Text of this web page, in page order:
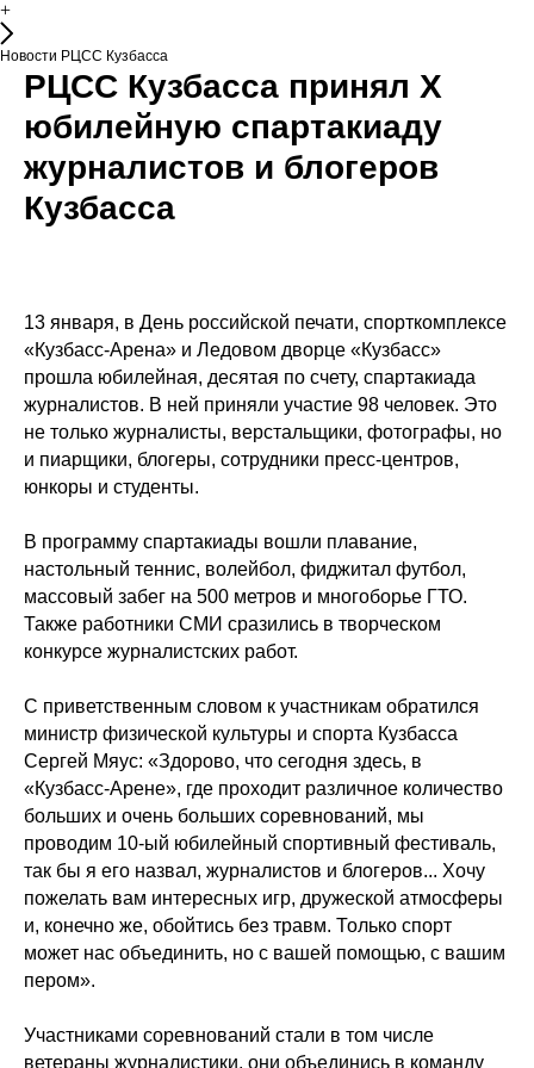
+
Новости РЦСС Кузбасса
РЦСС Кузбасса принял Х
юбилейную спартакиаду
журналистов и блогеров
Кузбасса
13 января, в День российской печати, спорткомплексе
«Кузбасс-Арена» и Ледовом дворце «Кузбасс»
прошла юбилейная, десятая по счету, спартакиада
журналистов. В ней приняли участие 98 человек. Это
не только журналисты, верстальщики, фотографы, но
и пиарщики, блогеры, сотрудники пресс-центров,
юнкоры и студенты.
В программу спартакиады вошли плавание,
настольный теннис, волейбол, фиджитал футбол,
массовый забег на 500 метров и многоборье ГТО.
Также работники СМИ сразились в творческом
конкурсе журналистских работ.
С приветственным словом к участникам обратился
министр физической культуры и спорта Кузбасса
Сергей Мяус: «Здорово, что сегодня здесь, в
«Кузбасс-Арене», где проходит различное количество
больших и очень больших соревнований, мы
проводим 10-ый юбилейный спортивный фестиваль,
так бы я его назвал, журналистов и блогеров... Хочу
пожелать вам интересных игр, дружеской атмосферы
и, конечно же, обойтись без травм. Только спорт
может нас объединить, но с вашей помощью, с вашим
пером».
Участниками соревнований стали в том числе
ветераны журналистики, они объединись в команду